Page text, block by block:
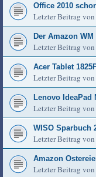
Office 2010
Letzter Beitrag von
Der Amazon
Letzter Beitrag von
Acer Tablet
Letzter Beitrag von
Lenovo IdeaPad
Letzter Beitrag von
WISO Sparbuch
Letzter Beitrag von
Amazon
Letzter Beitrag von